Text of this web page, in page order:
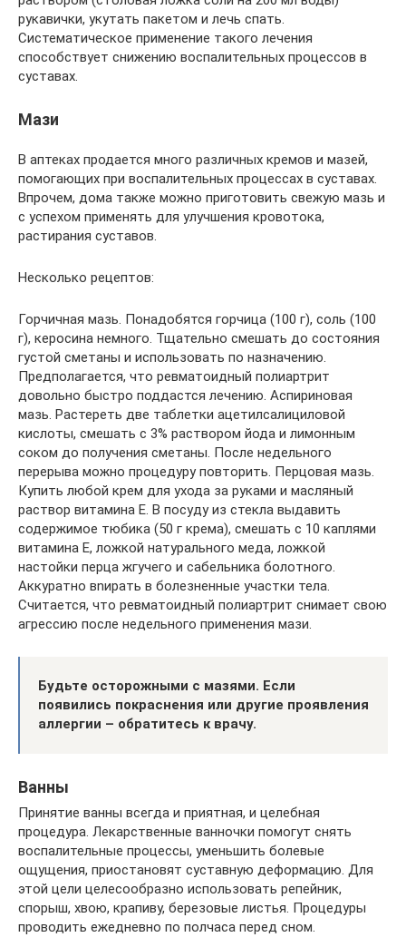
рукавички, укутать пакетом и лечь спать.
Систематическое применение такого лечения
способствует снижению воспалительных процессов в
суставах.
Мази
В аптеках продается много различных кремов и мазей,
помогающих при воспалительных процессах в суставах.
Впрочем, дома также можно приготовить свежую мазь и
с успехом применять для улучшения кровотока,
растирания суставов.
Несколько рецептов:
Горчичная мазь. Понадобятся горчица (100 г), соль (100
г), керосина немного. Тщательно смешать до состояния
густой сметаны и использовать по назначению.
Предполагается, что ревматоидный полиартрит
довольно быстро поддастся лечению. Аспириновая
мазь. Растереть две таблетки ацетилсалициловой
кислоты, смешать с 3% раствором йода и лимонным
соком до получения сметаны. После недельного
перерыва можно процедуру повторить. Перцовая мазь.
Купить любой крем для ухода за руками и масляный
раствор витамина E. В посуду из стекла выдавить
содержимое тюбика (50 г крема), смешать с 10 каплями
витамина E, ложкой натурального меда, ложкой
настойки перца жгучего и сабельника болотного.
Аккуратно вnирать в болезненные участки тела.
Считается, что ревматоидный полиартрит снимает свою
агрессию после недельного применения мази.
Будьте осторожными с мазями. Если
появились покраснения или другие проявления
аллергии – обратитесь к врачу.
Ванны
Принятие ванны всегда и приятная, и целебная
процедура. Лекарственные ванночки помогут снять
воспалительные процессы, уменьшить болевые
ощущения, приостановят суставную деформацию. Для
этой цели целесообразно использовать репейник,
спорыш, хвою, крапиву, березовые листья. Процедуры
проводить ежедневно по полчаса перед сном.